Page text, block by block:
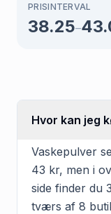
PRISINTERVAL
38.25–
Hvor kan jeg
Vaskepulver
43 kr, men i
side finder du
tværs af 8